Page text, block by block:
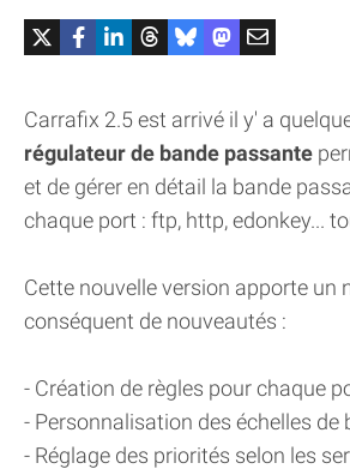
Carrafix 2.5 est arrivé il y' a
régulateur de bande passante
et de gérer en détail la bande
chaque port : ftp, http, edonkey...
Cette nouvelle version apporte un
conséquent de nouveautés :
- Création de règles pour chaque
- Personnalisation des échelles de
- Réglage des priorités selon les